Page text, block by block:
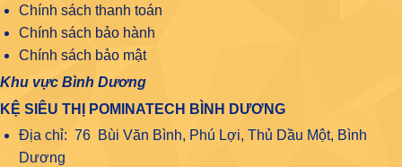
Chính sách thanh toán
Chính sách bảo hành
Chính sách bảo mật
Khu vực Bình Dương
KỆ SIÊU THỊ POMINATECH BÌNH DƯƠNG
Địa chỉ: 76 Bùi Văn Bình, Phú Lợi, Thủ Dầu Một, Bình
Dương